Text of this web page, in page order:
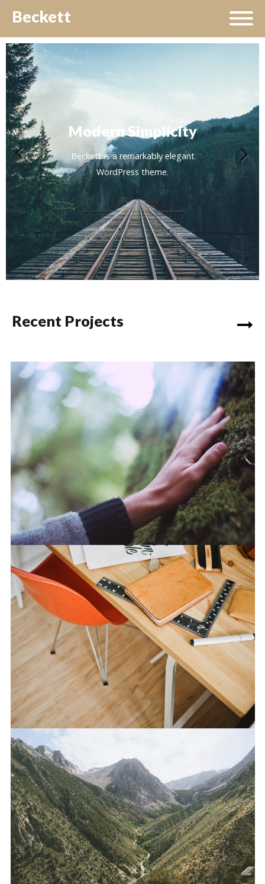
Beckett
Modern Simplicity
Beckett is a remarkably elegant
WordPress theme.
Portfolios
Beckett is a WordPress theme
with versatility.
Previous Next
Recent Projects